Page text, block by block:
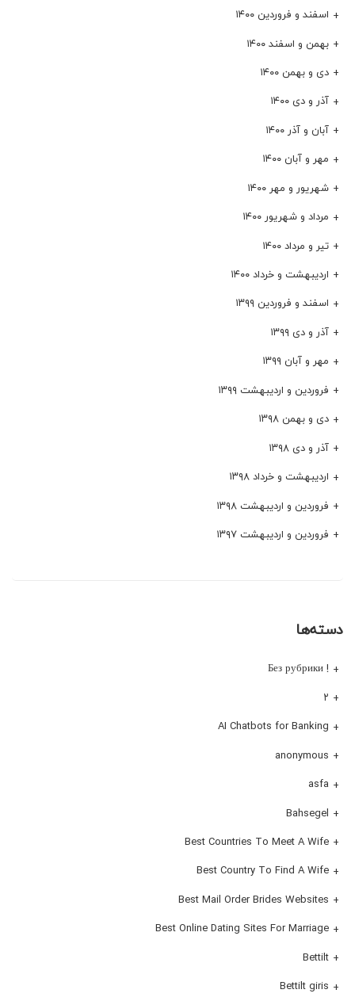
اسفند و فروردین ۱۴۰۰
بهمن و اسفند ۱۴۰۰
دی و بهمن ۱۴۰۰
آذر و دی ۱۴۰۰
آبان و آذر ۱۴۰۰
مهر و آبان ۱۴۰۰
شهریور و مهر ۱۴۰۰
مرداد و شهریور ۱۴۰۰
تیر و مرداد ۱۴۰۰
اردیبهشت و خرداد ۱۴۰۰
اسفند و فروردین ۱۳۹۹
آذر و دی ۱۳۹۹
مهر و آبان ۱۳۹۹
فروردین و اردیبهشت ۱۳۹۹
دی و بهمن ۱۳۹۸
آذر و دی ۱۳۹۸
اردیبهشت و خرداد ۱۳۹۸
فروردین و اردیبهشت ۱۳۹۸
فروردین و اردیبهشت ۱۳۹۷
دسته‌ها
! Без рубрики
۲
AI Chatbots for Banking
anonymous
asfa
Bahsegel
Best Countries To Meet A Wife
Best Country To Find A Wife
Best Mail Order Brides Websites
Best Online Dating Sites For Marriage
Bettilt
Bettilt giris